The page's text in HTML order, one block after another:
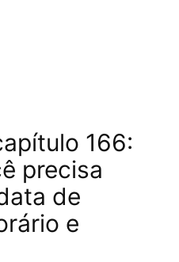
166:
precisa
de
e